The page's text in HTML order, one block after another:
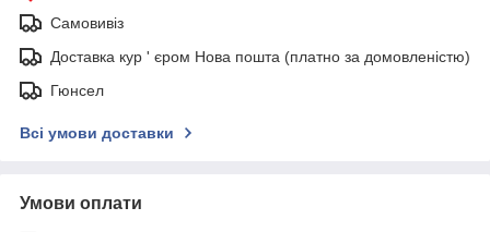
Самовивіз
Доставка кур ' єром Нова пошта (платно за домовленістю)
Гюнсел
Всі умови доставки
Умови оплати